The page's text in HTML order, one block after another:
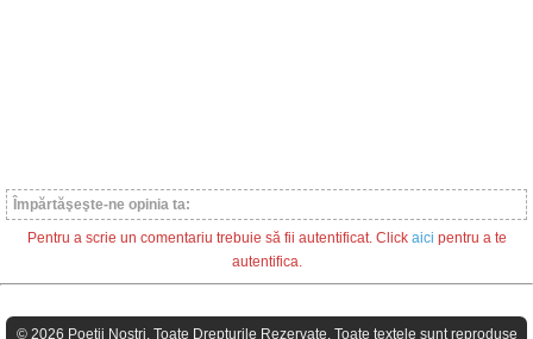
Împărtăşeşte-ne opinia ta:
Pentru a scrie un comentariu trebuie să fii autentificat. Click aici pentru a te
autentifica.
© 2026 Poeţii Nostri. Toate Drepturile Rezervate. Toate textele sunt reproduse